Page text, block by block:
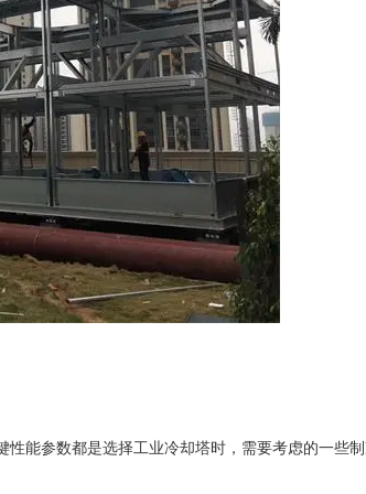
能参数都是选择工业冷却塔时，需要考虑的一些